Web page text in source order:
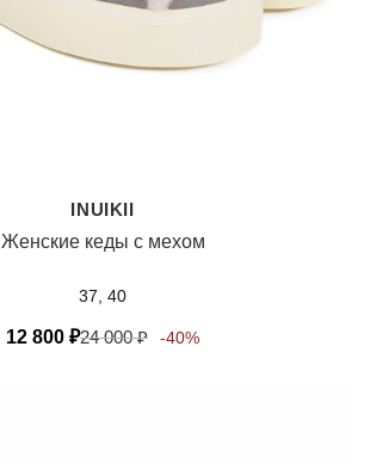
INUIKII
Женские кеды с мехом
37, 40
12 800 ₽24 000₽ -40%